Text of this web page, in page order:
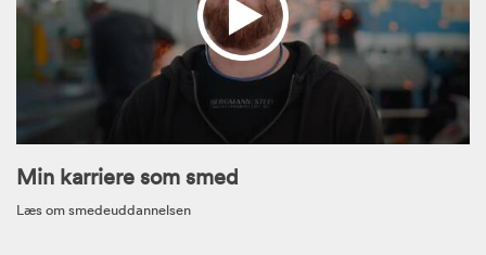
Min karriere som smed
Læs om smedeuddannelsen